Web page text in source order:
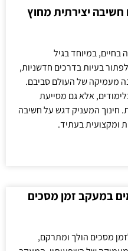
חשיבה יצירתית מחוץ
בחיים, במיוחד בגיל
בעיות בדרכים חדשניות,
מעמיקה של העולם סביבם.
אלא גם מסייעת
חינוך המעניק דגש על חשיבה
ומקצועית בעתיד.
במעקב זמן מסכים
מסכים הולך ומתרקם,